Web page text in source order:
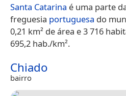
Santa Catarina é uma parte
freguesia portuguesa do
0,21 km² de área e 3 716
695,2 hab./km².
Chiado
bairro